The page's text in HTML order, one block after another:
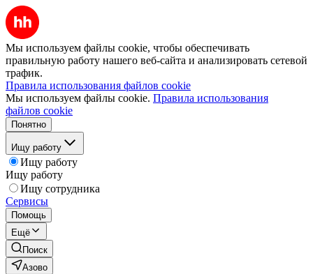
Мы используем файлы cookie, чтобы обеспечивать
правильную работу нашего веб-сайта и анализировать сетевой
трафик.
Правила использования файлов cookie
Мы используем файлы cookie. Правила использования
файлов cookie
Понятно
Ищу работу
Ищу работу
Ищу работу
Ищу сотрудника
Сервисы
Помощь
Ещё
Поиск
Азово